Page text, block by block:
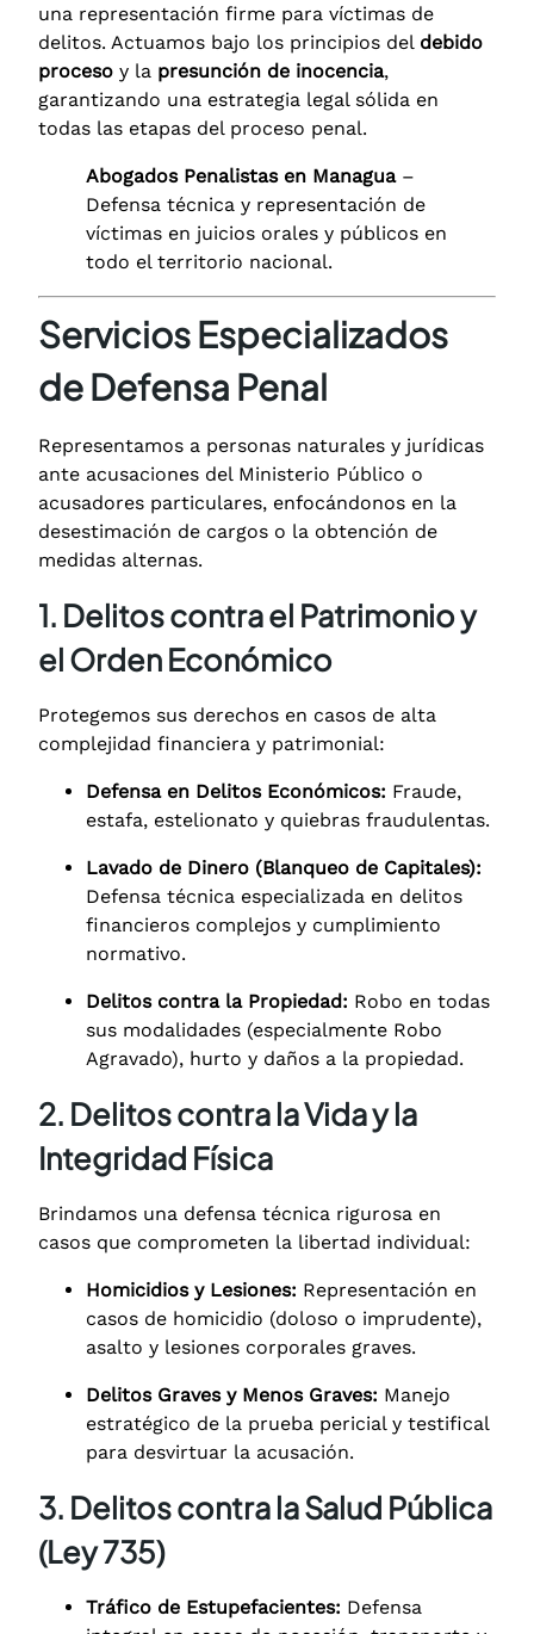
una representación firme para víctimas de
delitos. Actuamos bajo los principios del debido
proceso y la presunción de inocencia,
garantizando una estrategia legal sólida en
todas las etapas del proceso penal.
Abogados Penalistas en Managua–
Defensa técnica y representación de
víctimas en juicios orales y públicos en
todo el territorio nacional.
Servicios Especializados
de Defensa Penal
Representamos a personas naturales y jurídicas
ante acusaciones del Ministerio Público o
acusadores particulares, enfocándonos en la
desestimación de cargos o la obtención de
medidas alternas.
1. Delitos contra el Patrimonio y
el Orden Económico
Protegemos sus derechos en casos de alta
complejidad financiera y patrimonial:
Defensa en Delitos Económicos: Fraude,
estafa, estelionato y quiebras fraudulentas.
Lavado de Dinero (Blanqueo de Capitales):
Defensa técnica especializada en delitos
financieros complejos y cumplimiento
normativo.
Delitos contra la Propiedad: Robo en todas
sus modalidades (especialmente Robo
Agravado), hurto y daños a la propiedad.
2. Delitos contra la Vida y la
Integridad Física
Brindamos una defensa técnica rigurosa en
casos que comprometen la libertad individual:
Homicidios y Lesiones: Representación en
casos de homicidio (doloso o imprudente),
asalto y lesiones corporales graves.
Delitos Graves y Menos Graves: Manejo
estratégico de la prueba pericial y testifical
para desvirtuar la acusación.
3. Delitos contra la Salud Pública
(Ley 735)
Tráfico de Estupefacientes: Defensa